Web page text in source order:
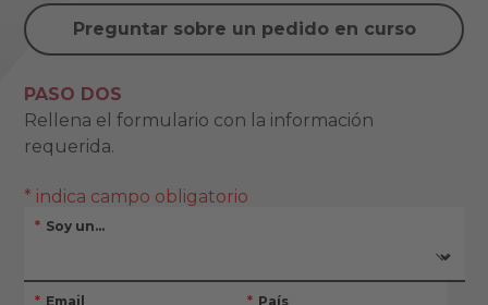
Preguntar sobre un pedido en curso
PASO DOS
Rellena el formulario con la información
requerida.